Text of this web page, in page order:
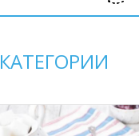
КАТЕГОРИИ